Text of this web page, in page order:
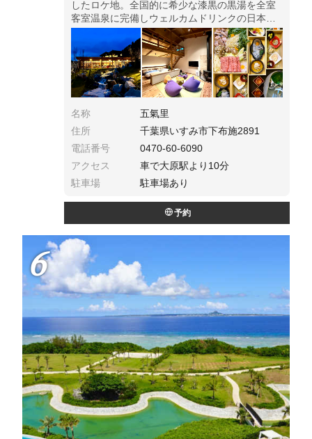
したロケ地。全国的に希少な漆黒の黒湯を全室
客室温泉に完備しウェルカムドリンクの日本酒
やはんてんなどの拘りも嬉しすぎた！都心から
90分でアクセスも抜群で、わんこもOK。リトリ
ートにオススメ。
名称
五氣里
住所
千葉県いすみ市下布施2891
電話番号
0470-60-6090
アクセス
車で大原駅より10分
駐車場
駐車場あり
予約
6